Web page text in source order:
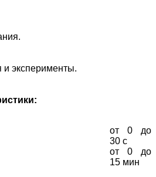
и эксперименты.
от 0 до
30 с
от 0 до
15 мин